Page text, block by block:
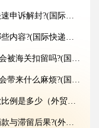
际快递干货知识分享)
际快递干货知识分享)
?(国际快递干货知识分享)
?(国际快递干货知识分享)
少（外贸人请注意）
后果?(外贸人请注意)